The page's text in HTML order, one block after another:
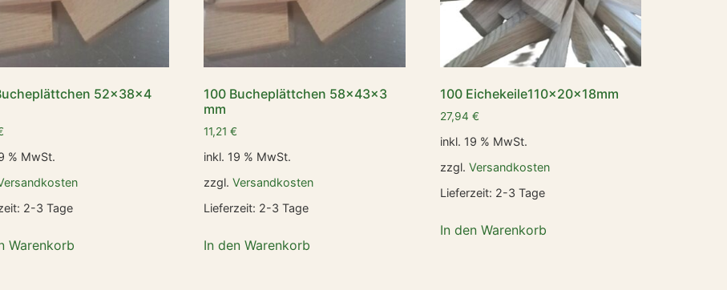
52x38x4
% MwSt.
2-3 Tage
Warenkorb
100 Bucheplättchen 58x43x3
mm
11,21€
inkl. 19 % MwSt.
zzgl.Versandkosten
Lieferzeit: 2-3 Tage
In den Warenkorb
100 Eichekeile110x20x18mm
27,94€
inkl. 19 % MwSt.
zzgl.Versandkosten
Lieferzeit: 2-3 Tage
In den Warenkorb